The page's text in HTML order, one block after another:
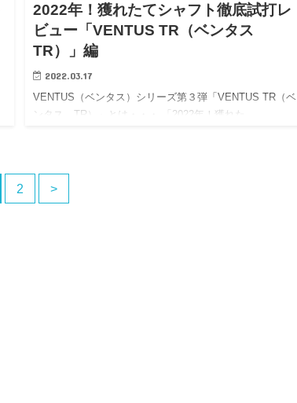
2022年！獲れたてシャフト徹底試打レ
ビュー「VENTUS TR（ベンタス
TR）」編
2022.03.17
VENTUS（ベンタス）シリーズ第３弾「VENTUS TR（ベ
ンタス TR）」とは・・・ 「2022年！獲れた…
2 >